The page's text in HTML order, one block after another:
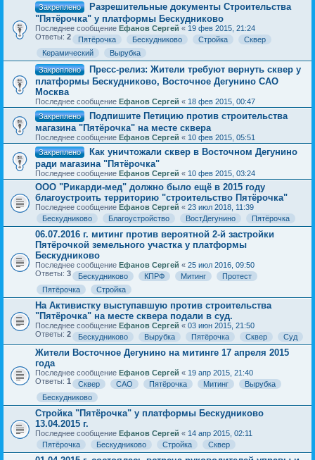
Закреплено
Разрешительные документы Строительства
"Пятёрочка" у платформы Бескудниково
Последнее сообщение Ефанов Сергей « 19 фев 2015, 21:24
Ответы: 2 Пятёрочка Бескудниково Стройка
Сквер
Керамический
Вырубка
Закреплено
Пресс-релиз: Жители требуют вернуть сквер у
платформы Бескудниково, Восточное Дегунино САО
Москва
Последнее сообщение Ефанов Сергей « 18 фев 2015, 00:47
Закреплено
Подпишите Петицию против строительства
магазина "Пятёрочка" на месте сквера
Последнее сообщение Ефанов Сергей « 10 фев 2015, 05:51
Закреплено
Как уничтожали сквер в Восточном Дегунино
ради магазина "Пятёрочка"
Последнее сообщение Ефанов Сергей « 10 фев 2015, 03:24
ООО "Рикарди-мед" должно было ещё в 2015 году
благоустроить территорию "строительство Пятёрочка"
Последнее сообщение Ефанов Сергей « 23 июл 2018, 11:39
Бескудниково
Благоустройство ВостДегунино Пятёрочка
06.07.2016 г. митинг против вероятной 2-й застройки
Пятёрочкой земельного участка у платформы
Бескудниково
Последнее сообщение Ефанов Сергей « 25 июл 2016, 09:50
Ответы: 3 Бескудниково КПРФ Митинг
Протест
Пятёрочка
Стройка
На Активистку выступавшую против строительства
"Пятёрочка" на месте сквера подали в суд.
Последнее сообщение Ефанов Сергей « 03 июн 2015, 21:50
Ответы: 2 Бескудниково Вырубка Пятёрочка Сквер Суд
Жители Восточное Дегунино на митинге 17 апреля 2015
года
Последнее сообщение Ефанов Сергей « 19 апр 2015, 21:40
Ответы: 1 Сквер САО Пятёрочка Митинг
Вырубка
Бескудниково
Стройка "Пятёрочка" у платформы Бескудниково
13.04.2015 г.
Последнее сообщение Ефанов Сергей « 14 апр 2015, 02:11
Пятёрочка
Бескудниково Стройка Сквер